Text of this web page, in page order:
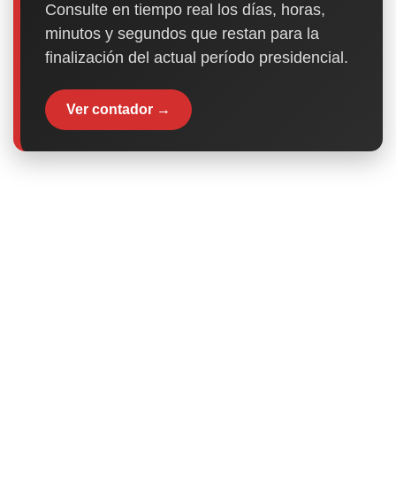
Consulte en tiempo real los días, horas,
minutos y segundos que restan para la
finalización del actual período presidencial.
Ver contador →